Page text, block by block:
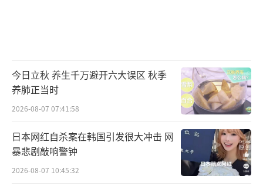
今日立秋 养生千万避开六大误区 秋季
养肺正当时
2026-08-07 07:41:58
日本网红自杀案在韩国引发很大冲击 网
暴悲剧敲响警钟
2026-08-07 10:45:32